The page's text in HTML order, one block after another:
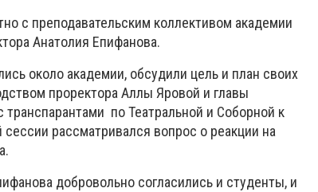
с преподавательским коллективом академии
Анатолия Епифанова.
около академии, обсудили цель и план своих
проректора Аллы Яровой и главы
по Театральной и Соборной к
рассматривался вопрос о реакции на
добровольно согласились и студенты, и